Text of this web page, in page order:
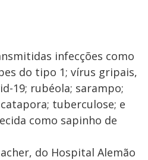
infecções como
do tipo 1; vírus gripais,
19; rubéola; sarampo;
tuberculose; e
como sapinho de
do Hospital Alemão